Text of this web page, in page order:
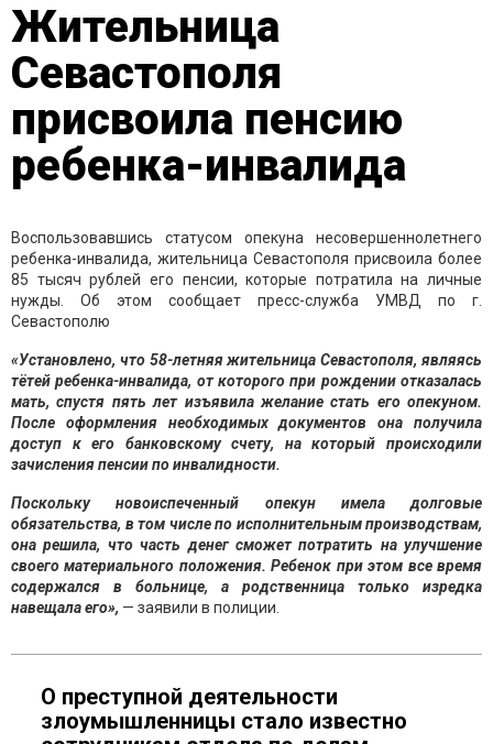
Жительница
Севастополя
присвоила пенсию
ребенка-инвалида
Воспользовавшись статусом опекуна несовершеннолетнего
ребенка-инвалида, жительница Севастополя присвоила более
85 тысяч рублей его пенсии, которые потратила на личные
нужды. Об этом сообщает пресс-служба УМВД по г.
Севастополю
«Установлено, что 58-летняя жительница Севастополя, являясь
тётей ребенка-инвалида, от которого при рождении отказалась
мать, спустя пять лет изъявила желание стать его опекуном.
После оформления необходимых документов она получила
доступ к его банковскому счету, на который происходили
зачисления пенсии по инвалидности.
Поскольку новоиспеченный опекун имела долговые
обязательства, в том числе по исполнительным производствам,
она решила, что часть денег сможет потратить на улучшение
своего материального положения. Ребенок при этом все время
содержался в больнице, а родственница только изредка
навещала его», — заявили в полиции.
О преступной деятельности
злоумышленницы стало известно